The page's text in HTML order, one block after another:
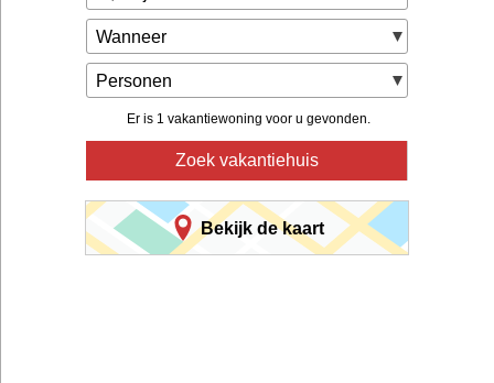
Wanneer
Personen
Er is 1 vakantiewoning voor u gevonden.
Zoek vakantiehuis
Bekijk de kaart